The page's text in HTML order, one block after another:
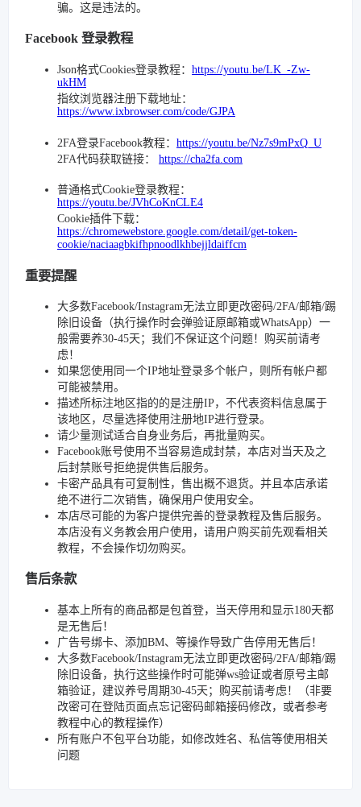
骗。这是违法的。
Facebook 登录教程
Json格式Cookies登录教程： https://youtu.be/LK_-Zw-
ukHM
指纹浏览器注册下载地址：
https://www.ixbrowser.com/code/GJPA
2FA登录Facebook教程： https://youtu.be/Nz7s9mPxQ_U
2FA代码获取链接： https://cha2fa.com
普通格式Cookie登录教程：
https://youtu.be/JVhCoKnCLE4
Cookie插件下载：
https://chromewebstore.google.com/detail/get-token-
cookie/naciaagbkifhpnoodlkhbejjldaiffcm
重要提醒
大多数Facebook/Instagram无法立即更改密码/2FA/邮箱/踢
除旧设备（执行操作时会弹验证原邮箱或WhatsApp）一
般需要养30-45天；我们不保证这个问题！购买前请考
虑！
如果您使用同一个IP地址登录多个帐户，则所有帐户都
可能被禁用。
描述所标注地区指的的是注册IP，不代表资料信息属于
该地区，尽量选择使用注册地IP进行登录。
请少量测试适合自身业务后，再批量购买。
Facebook账号使用不当容易造成封禁，本店对当天及之
后封禁账号拒绝提供售后服务。
卡密产品具有可复制性，售出概不退货。并且本店承诺
绝不进行二次销售，确保用户使用安全。
本店尽可能的为客户提供完善的登录教程及售后服务。
本店没有义务教会用户使用，请用户购买前先观看相关
教程，不会操作切勿购买。
售后条款
基本上所有的商品都是包首登，当天停用和显示180天都
是无售后！
广告号绑卡、添加BM、等操作导致广告停用无售后！
大多数Facebook/Instagram无法立即更改密码/2FA/邮箱/踢
除旧设备，执行这些操作时可能弹ws验证或者原号主邮
箱验证，建议养号周期30-45天；购买前请考虑！（非要
改密可在登陆页面点忘记密码邮箱接码修改，或者参考
教程中心的教程操作）
所有账户不包平台功能，如修改姓名、私信等使用相关
问题